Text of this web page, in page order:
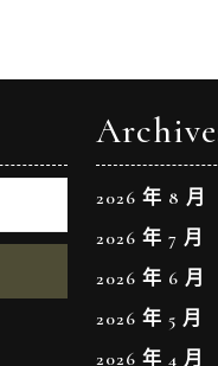
2026 年 8 月
2026 年 7 月
2026 年 6 月
2026 年 5 月
2026 年 4 月